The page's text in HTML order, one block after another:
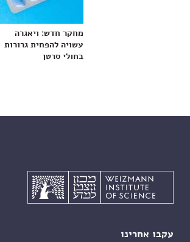
מחקר חדש: ויאגרה
עשויה להפחית גרורות
בחולי סרטן
עקבו אחרינו